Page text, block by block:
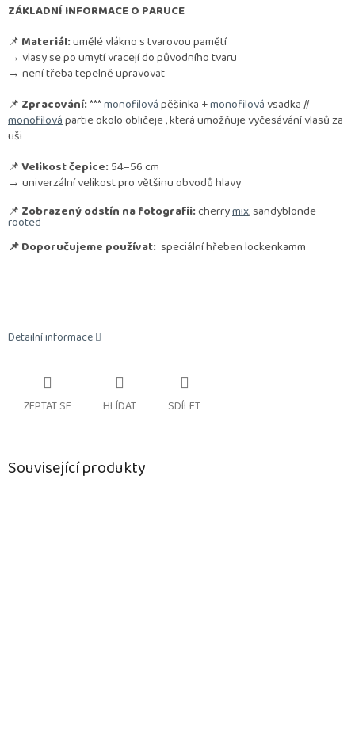
ZÁKLADNÍ INFORMACE O PARUCE
📌 Materiál:umělé vlákno s tvarovou pamětí
→ vlasy se po umytí vracejí do původního tvaru
→ není třeba tepelně upravovat
📌 Zpracování:***monofilovápěšinka +monofilovávsadka //
monofilovápartie okolo obličeje , která umožňuje vyčesávání vlasů za
uši
📌Velikost čepice: 54–56 cm
→ univerzální velikost pro většinu obvodů hlavy
📌 Zobrazený odstín na fotografii:cherrymix, sandyblonde
rooted
📌 Doporučujeme používat: speciální hřeben lockenkamm
Detailní informace
ZEPTAT SE HLÍDAT SDÍLET
Související produkty